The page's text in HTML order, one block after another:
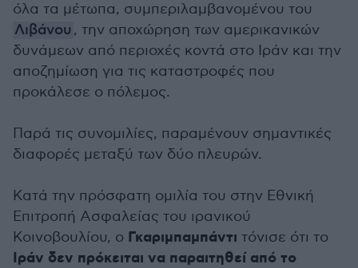
όλα τα μέτωπα, συμπεριλαμβανομένου του
Λιβάνου , την αποχώρηση των αμερικανικών
δυνάμεων από περιοχές κοντά στο Ιράν και την
αποζημίωση για τις καταστροφές που
προκάλεσε ο πόλεμος.
Παρά τις συνομιλίες, παραμένουν σημαντικές
διαφορές μεταξύ των δύο πλευρών.
Κατά την πρόσφατη ομιλία του στην Εθνική
Επιτροπή Ασφαλείας του ιρανικού
Κοινοβουλίου, ο Γκαριμπαμπάντι τόνισε ότι το
Ιράν δεν πρόκειται να παραιτηθεί από το